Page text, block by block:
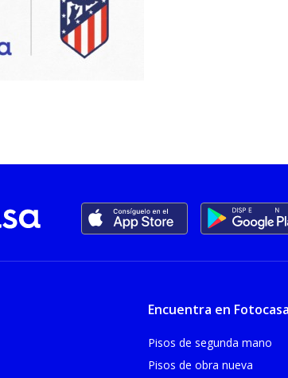
Encuentra en Fotocasa
Pisos de segunda mano
Pisos de obra nueva